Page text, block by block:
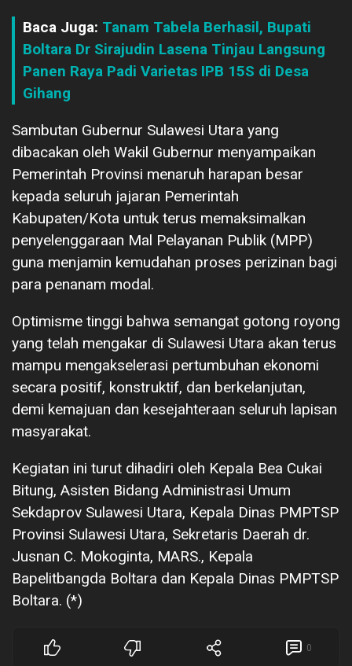
Baca Juga: Tanam Tabela Berhasil, Bupati
Boltara Dr Sirajudin Lasena Tinjau Langsung
Panen Raya Padi Varietas IPB 15S di Desa
Gihang
Sambutan Gubernur Sulawesi Utara yang
dibacakan oleh Wakil Gubernur menyampaikan
Pemerintah Provinsi menaruh harapan besar
kepada seluruh jajaran Pemerintah
Kabupaten/Kota untuk terus memaksimalkan
penyelenggaraan Mal Pelayanan Publik (MPP)
guna menjamin kemudahan proses perizinan bagi
para penanam modal.
Optimisme tinggi bahwa semangat gotong royong
yang telah mengakar di Sulawesi Utara akan terus
mampu mengakselerasi pertumbuhan ekonomi
secara positif, konstruktif, dan berkelanjutan,
demi kemajuan dan kesejahteraan seluruh lapisan
masyarakat.
Kegiatan ini turut dihadiri oleh Kepala Bea Cukai
Bitung, Asisten Bidang Administrasi Umum
Sekdaprov Sulawesi Utara, Kepala Dinas PMPTSP
Provinsi Sulawesi Utara, Sekretaris Daerah dr.
Jusnan C. Mokoginta, MARS., Kepala
Bapelitbangda Boltara dan Kepala Dinas PMPTSP
Boltara. (*)
0